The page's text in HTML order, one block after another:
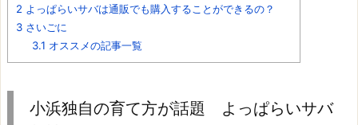
2 よっぱらいサバは通販でも購入することができるの？
3 さいごに
3.1 オススメの記事一覧
小浜独自の育て方が話題 よっぱらいサバ